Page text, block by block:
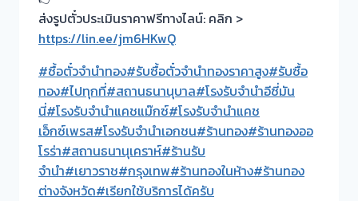
ส่งรูปตั๋วประเมินราคาฟรีทางไลน์: คลิก >
https://lin.ee/jm6HKwQ
#ซื้อตั๋วจำนำทอง#รับซื้อตั๋วจำนำทองราคาสูง#รับซื้อ
ทอง#ไปทุกที่#สถานธนานุบาล#โรงรับจำนำอีซี่มัน
นี่#โรงรับจำนำแคชแม๊กซ์#โรงรับจำนำแคช
เอ็กซ์เพรส#โรงรับจำนำเอกชน#ร้านทอง#ร้านทองออ
โรร่า#สถานธนานุเคราห์#ร้านรับ
จำนำ#เยาวราช#กรุงเทพ#ร้านทองในห้าง#ร้านทอง
ต่างจังหวัด#เรียกใช้บริการได้ครับ